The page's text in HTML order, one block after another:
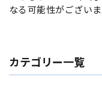
なる可能性がござい
カテゴリー一覧